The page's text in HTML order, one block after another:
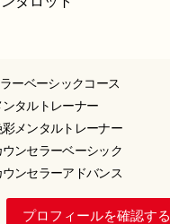
ーベーシックコース
タルトレーナー
メンタルトレーナー
ンセラーベーシック
ンセラーアドバンス
プロフィールを確認する